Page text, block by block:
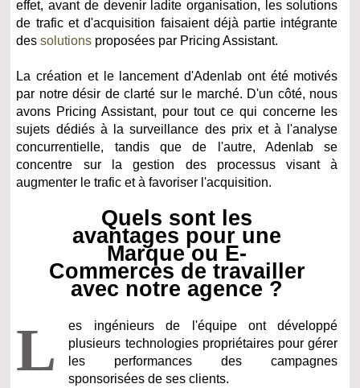
effet, avant de devenir ladite organisation, les solutions
de trafic et d'acquisition faisaient déjà partie intégrante
dessolutions proposées par Pricing Assistant.
La création et le lancement d'Adenlab ont été motivés
par notre désir de clarté sur le marché. D'un côté, nous
avons Pricing Assistant, pour tout ce qui concerne les
sujets dédiés à la surveillance des prix et à l'analyse
concurrentielle, tandis que de l'autre, Adenlab se
concentre sur la gestion des processus visant à
augmenter le trafic et à favoriser l'acquisition.
Quels sont les
avantages pour une
Marque ou E-
Commerces de travailler
avec notre agence ?
L
es ingénieurs de l'équipe ont développé
plusieurs technologies propriétaires pour gérer
les performances des campagnes
sponsorisées de ses clients.